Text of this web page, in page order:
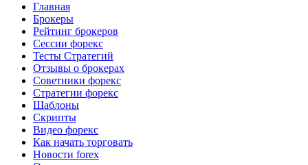
Главная
Брокеры
Рейтинг брокеров
Сессии форекс
Тесты Стратегий
Отзывы о брокерах
Советники форекс
Стратегии форекс
Шаблоны
Скрипты
Видео форекс
Как начать торговать
Новости forex